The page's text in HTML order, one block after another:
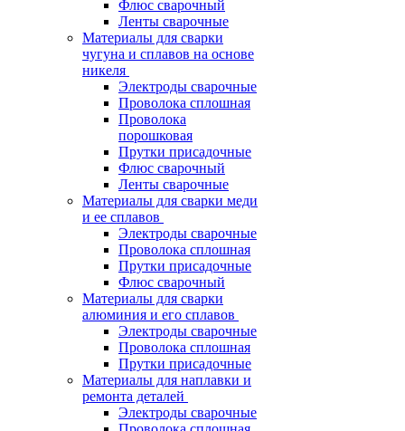
Флюс сварочный
Ленты сварочные
Материалы для сварки
чугуна и сплавов на основе
никеля
Электроды сварочные
Проволока сплошная
Проволока
порошковая
Прутки присадочные
Флюс сварочный
Ленты сварочные
Материалы для сварки меди
и ее сплавов
Электроды сварочные
Проволока сплошная
Прутки присадочные
Флюс сварочный
Материалы для сварки
алюминия и его сплавов
Электроды сварочные
Проволока сплошная
Прутки присадочные
Материалы для наплавки и
ремонта деталей
Электроды сварочные